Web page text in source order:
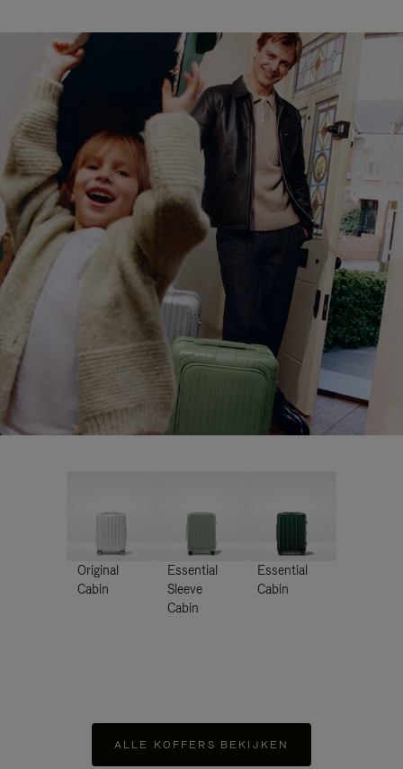
Original
Cabin
Essential
Sleeve
Cabin
Essential
Cabin
ALLE KOFFERS BEKIJKEN